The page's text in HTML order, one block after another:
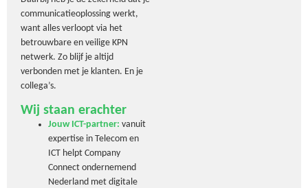
communicatieoplossing werkt,
want alles verloopt via het
betrouwbare en veilige KPN
netwerk. Zo blijf je altijd
verbonden met je klanten. En je
collega’s.
Wij staan erachter
Jouw ICT-partner: vanuit
expertise in Telecom en
ICT helpt Company
Connect ondernemend
Nederland met digitale